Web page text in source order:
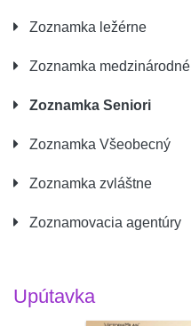
Zoznamka ležérne
Zoznamka medzinárodné
Zoznamka Seniori
Zoznamka Všeobecný
Zoznamka zvláštne
Zoznamovacia agentúry
Upútavka